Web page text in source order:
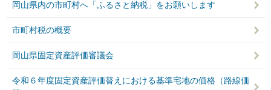
岡山県内の市町村へ「ふるさと納税」をお願いします
市町村税の概要
岡山県固定資産評価審議会
令和６年度固定資産評価替えにおける基準宅地の価格（路線価